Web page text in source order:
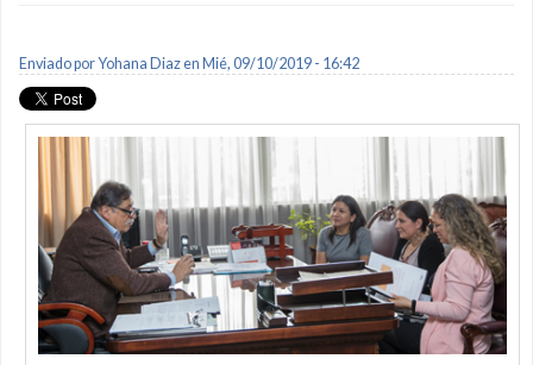
Enviado porYohana Diazen Mié, 09/10/2019 - 16:42